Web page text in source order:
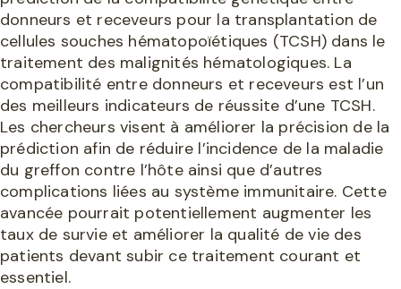
donneurs et receveurs pour la transplantation de
cellules souches hématopoïétiques (TCSH) dans le
traitement des malignités hématologiques. La
compatibilité entre donneurs et receveurs est l’un
des meilleurs indicateurs de réussite d’une TCSH.
Les chercheurs visent à améliorer la précision de la
prédiction afin de réduire l’incidence de la maladie
du greffon contre l’hôte ainsi que d’autres
complications liées au système immunitaire. Cette
avancée pourrait potentiellement augmenter les
taux de survie et améliorer la qualité de vie des
patients devant subir ce traitement courant et
essentiel.